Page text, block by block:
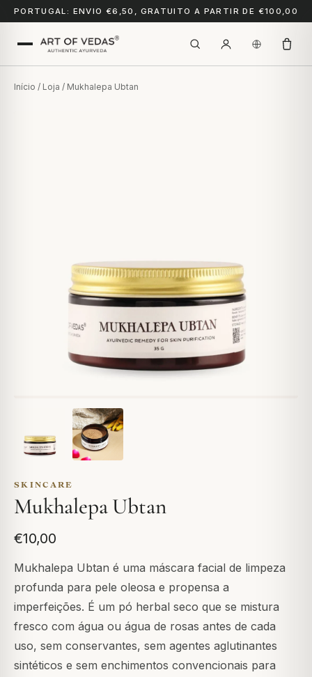
PORTUGAL: ENVIO €6,50, GRATUITO A PARTIR DE €100,00
Início / Loja / Mukhalepa Ubtan
SKINCARE
Mukhalepa Ubtan
€10,00
Mukhalepa Ubtan é uma máscara facial de limpeza
profunda para pele oleosa e propensa a
imperfeições. É um pó herbal seco que se mistura
fresco com água ou água de rosas antes de cada
uso, sem conservantes, sem agentes aglutinantes
sintéticos e sem enchimentos convencionais para